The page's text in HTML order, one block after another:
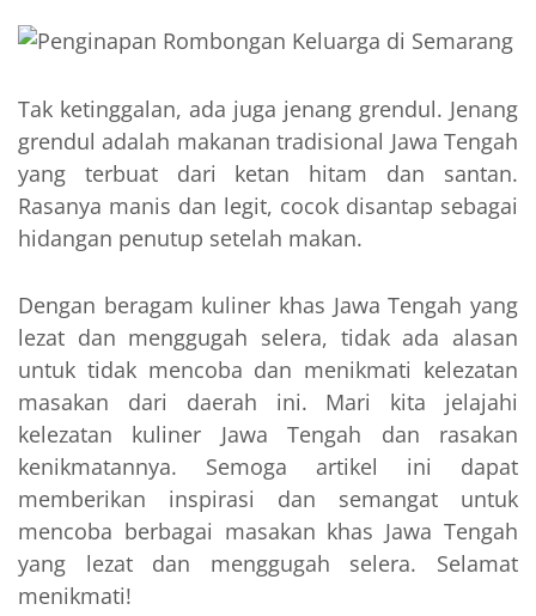
Tak ketinggalan, ada juga jenang grendul. Jenang
grendul adalah makanan tradisional Jawa Tengah
yang terbuat dari ketan hitam dan santan.
Rasanya manis dan legit, cocok disantap sebagai
hidangan penutup setelah makan.
Dengan beragam kuliner khas Jawa Tengah yang
lezat dan menggugah selera, tidak ada alasan
untuk tidak mencoba dan menikmati kelezatan
masakan dari daerah ini. Mari kita jelajahi
kelezatan kuliner Jawa Tengah dan rasakan
kenikmatannya. Semoga artikel ini dapat
memberikan inspirasi dan semangat untuk
mencoba berbagai masakan khas Jawa Tengah
yang lezat dan menggugah selera. Selamat
menikmati!